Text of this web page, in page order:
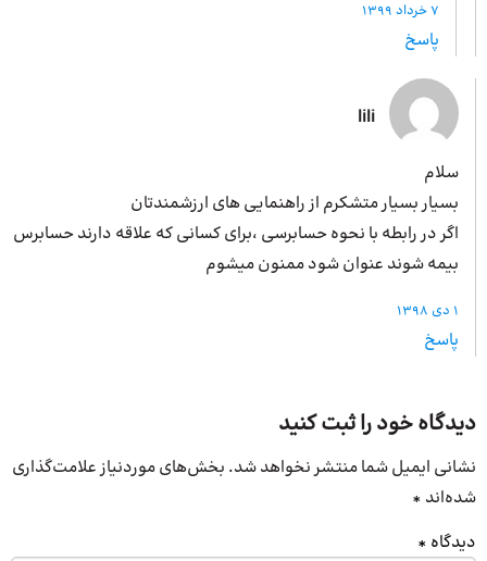
7 خرداد 1399
پاسخ
lili
سلام
بسیار بسیار متشکرم از راهنمایی های ارزشمندتان
اگر در رابطه با نحوه حسابرسی ،برای کسانی که علاقه دارند حسابرس
بیمه شوند عنوان شود ممنون میشوم
1 دی 1398
پاسخ
دیدگاه خود را ثبت کنید
نشانی ایمیل شما منتشر نخواهد شد. بخش‌های موردنیاز علامت‌گذاری
شده‌اند *
دیدگاه *